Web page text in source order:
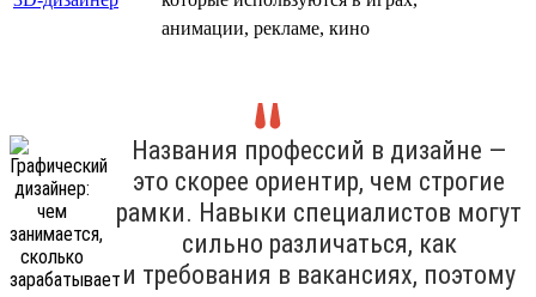
анимации, рекламе, кино
Названия профессий в дизайне —
это скорее ориентир, чем строгие
рамки. Навыки специалистов могут
сильно различаться, как
и требования в вакансиях, поэтому